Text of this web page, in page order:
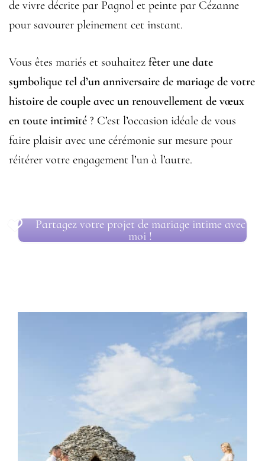
de vivre décrite par Pagnol et peinte par Cézanne
pour savourer pleinement cet instant.
Vous êtes mariés et souhaitez fêter une date
symbolique tel d’un anniversaire de mariage de votre
histoire de couple avec un renouvellement de vœux
en toute intimité ? C’est l’occasion idéale de vous
faire plaisir avec une cérémonie sur mesure pour
réitérer votre engagement l’un à l’autre.
Partagez votre projet de mariage intime avec
moi !